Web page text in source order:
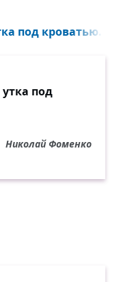
под кроватью...
под
Николай Фоменко